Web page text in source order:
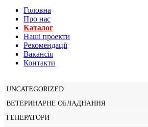
Головна
Про нас
Каталог
Нашi проекти
Рекомендації
Вакансiя
Контакти
UNCATEGORIZED
ВЕТЕРИНАРНЕ ОБЛАДНАННЯ
ГЕНЕРАТОРИ